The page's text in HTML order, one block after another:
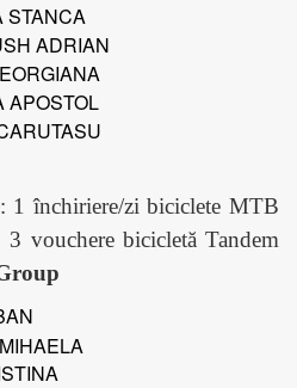
STANCA
ADRIAN
APOSTOL
1 închiriere/zi biciclete MTB
3 vouchere bicicletă Tandem